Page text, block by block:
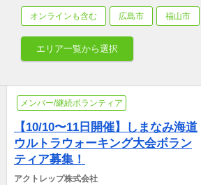
オンラインも含む 広島市 福山市
エリア一覧から選択
メンバー/継続ボランティア
【10/10〜11日開催】しまなみ海道
ウルトラウォーキング大会ボラン
ティア募集！
アクトレップ株式会社